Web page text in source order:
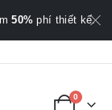
50% phí thiết kế.
0